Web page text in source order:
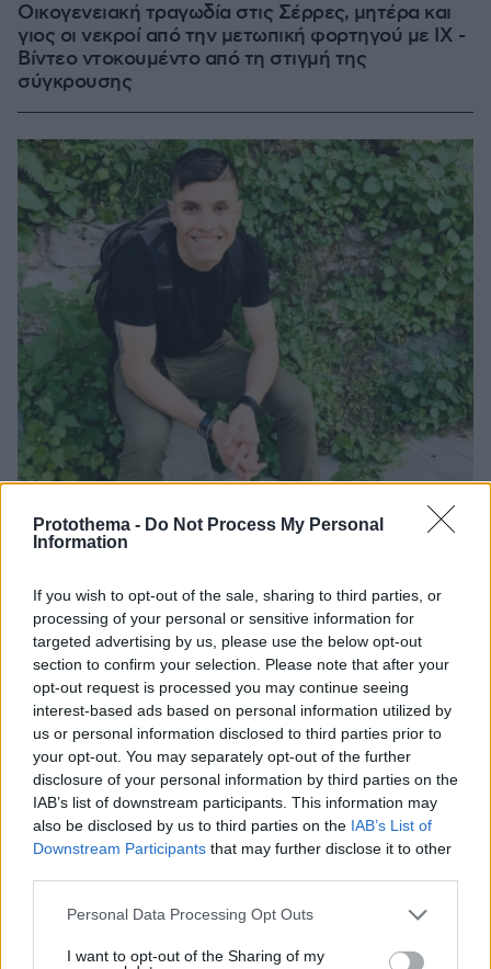
Protothema - Do Not Process My Personal
Information
If you wish to opt-out of the sale, sharing to third parties, or
processing of your personal or sensitive information for
targeted advertising by us, please use the below opt-out
section to confirm your selection. Please note that after your
opt-out request is processed you may continue seeing
interest-based ads based on personal information utilized by
us or personal information disclosed to third parties prior to
your opt-out. You may separately opt-out of the further
disclosure of your personal information by third parties on the
IAB’s list of downstream participants. This information may
also be disclosed by us to third parties on the IAB’s List of
Downstream Participants that may further disclose it to other
Please note that this website/app uses one or more Google
not limited to your visit or usage behaviour. You may click to
Personal Data Processing Opt Outs
I want to opt-out of the Sharing of my
Οικογενειακή τραγωδία στις Σέρρες, μητέρα και
γιος οι νεκροί από την μετωπική φορτηγού με ΙΧ -
Βίντεο ντοκουμέντο από τη στιγμή της
σύγκρουσης
«Δεν το πιστεύουμε», λένε οι Αμερικανοί που
υιοθέτησαν τον Αφγανό στη Λέσβο - Η αρχική
εκδοχή για το φονικό στην Κυψέλη και η σιωπή
στην απολογία
07.08.2026, 07:19